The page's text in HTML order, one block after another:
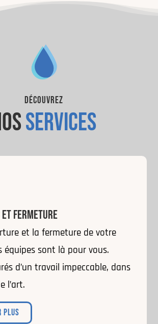
découvrez
services
FERMETURE
et la fermeture de votre
équipes sont là pour vous.
d’un travail impeccable, dans
l’art.
PLUS